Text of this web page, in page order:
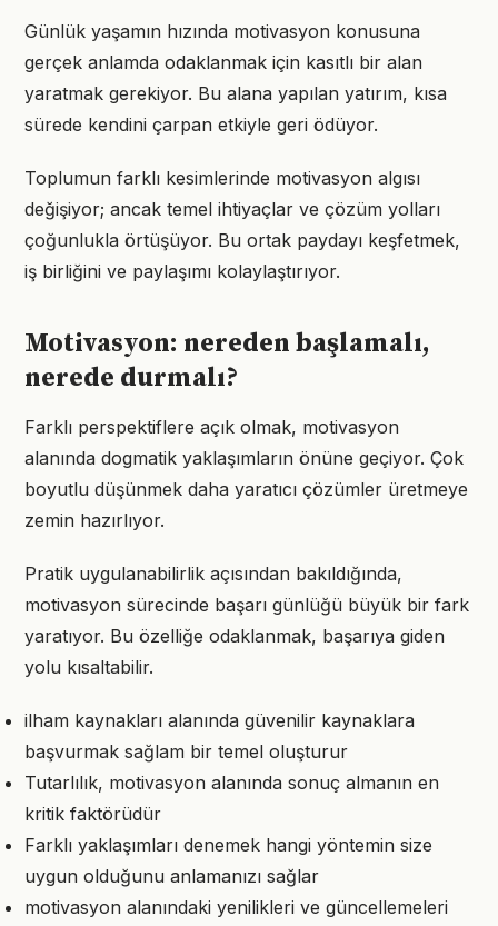
Günlük yaşamın hızında motivasyon konusuna
gerçek anlamda odaklanmak için kasıtlı bir alan
yaratmak gerekiyor. Bu alana yapılan yatırım, kısa
sürede kendini çarpan etkiyle geri ödüyor.
Toplumun farklı kesimlerinde motivasyon algısı
değişiyor; ancak temel ihtiyaçlar ve çözüm yolları
çoğunlukla örtüşüyor. Bu ortak paydayı keşfetmek,
iş birliğini ve paylaşımı kolaylaştırıyor.
Motivasyon: nereden başlamalı,
nerede durmalı?
Farklı perspektiflere açık olmak, motivasyon
alanında dogmatik yaklaşımların önüne geçiyor. Çok
boyutlu düşünmek daha yaratıcı çözümler üretmeye
zemin hazırlıyor.
Pratik uygulanabilirlik açısından bakıldığında,
motivasyon sürecinde başarı günlüğü büyük bir fark
yaratıyor. Bu özelliğe odaklanmak, başarıya giden
yolu kısaltabilir.
ilham kaynakları alanında güvenilir kaynaklara
başvurmak sağlam bir temel oluşturur
Tutarlılık, motivasyon alanında sonuç almanın en
kritik faktörüdür
Farklı yaklaşımları denemek hangi yöntemin size
uygun olduğunu anlamanızı sağlar
motivasyon alanındaki yenilikleri ve güncellemeleri